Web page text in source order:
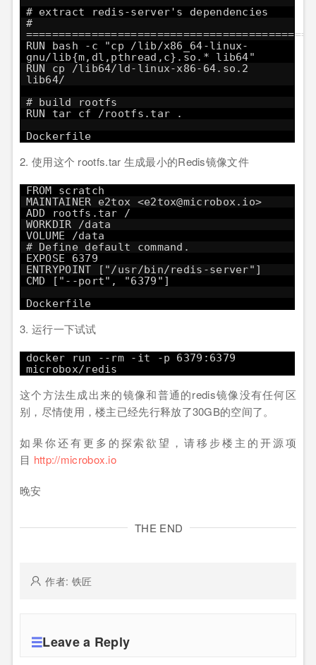
# extract redis-server's dependencies
#
RUN bash -c "cp /lib/x86_64-linux-
gnu/lib{m,dl,pthread,c}.so.* lib64"
RUN cp /lib64/ld-linux-x86-64.so.2
lib64/
# build rootfs
RUN tar cf /rootfs.tar .
Dockerfile
2. 使用这个 rootfs.tar 生成最小的Redis镜像文件
FROM scratch
MAINTAINER e2tox <e2tox@microbox.io>
ADD rootfs.tar /
WORKDIR /data
VOLUME /data
# Define default command.
EXPOSE 6379
ENTRYPOINT ["/usr/bin/redis-server"]
CMD ["--port", "6379"]
Dockerfile
3. 运行一下试试
docker run --rm -it -p 6379:6379
microbox/redis
这个方法生成出来的镜像和普通的redis镜像没有任何区
别，尽情使用，楼主已经先行释放了30GB的空间了。
如果你还有更多的探索欲望，请移步楼主的开源项
目 http://microbox.io
晚安
THE END
作者: 铁匠
Leave a Reply